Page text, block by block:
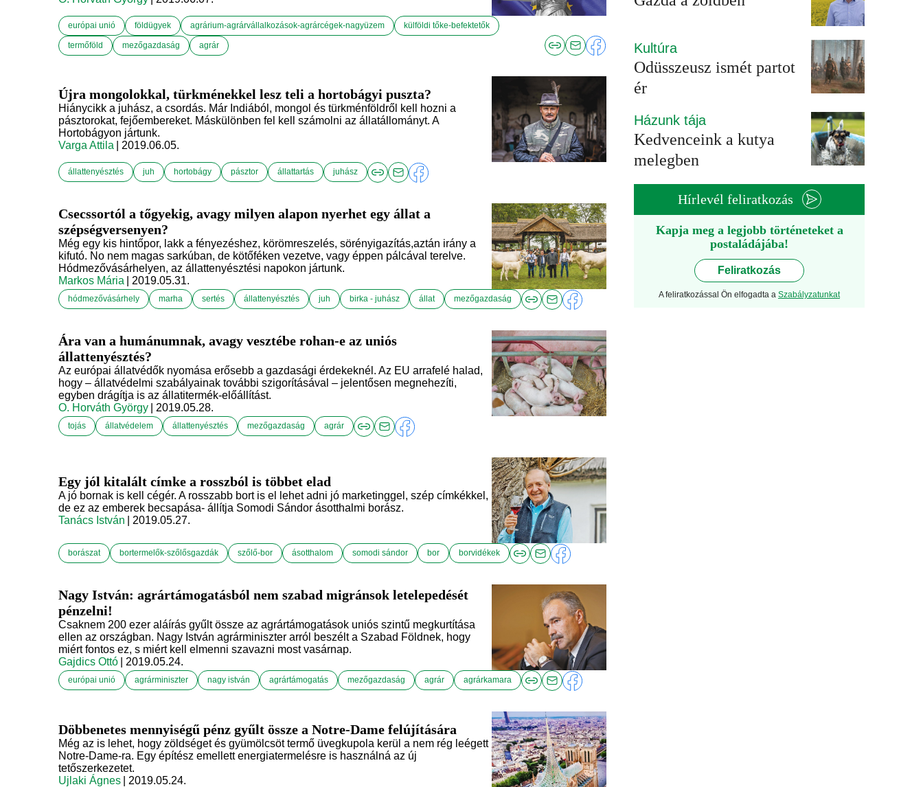
európai unió földügyek agrárium-agrárvállalkozások-agrárcégek-nagyüzem külföldi tőke-befektetők
termőföld mezőgazdaság agrár
Újra mongolokkal, türkménekkel lesz teli a hortobágyi puszta?
Hiánycikk a juhász, a csordás. Már Indiából, mongol és türkménföldről kell hozni a
pásztorokat, fejőembereket. Máskülönben fel kell számolni az állatállományt. A
Hortobágyon jártunk.
Varga Attila
| 2019.06.05.
állattenyésztés juh hortobágy pásztor állattartás juhász
Csecssortól a tőgyekig, avagy milyen alapon nyerhet egy állat a
szépségversenyen?
Még egy kis hintőpor, lakk a fényezéshez, körömreszelés, sörényigazítás,aztán irány a
kifutó. No nem magas sarkúban, de kötőféken vezetve, vagy éppen pálcával terelve.
Hódmezővásárhelyen, az állattenyésztési napokon jártunk.
Markos Mária
| 2019.05.31.
hódmezővásárhely marha sertés állattenyésztés juh birka - juhász állat mezőgazdaság
Ára van a humánumnak, avagy vesztébe rohan-e az uniós
állattenyésztés?
Az európai állatvédők nyomása erősebb a gazdasági érdekeknél. Az EU arrafelé halad,
hogy – állatvédelmi szabályainak további szigorításával – jelentősen megnehezíti,
egyben drágítja is az állatitermék-előállítást.
O. Horváth György
| 2019.05.28.
tojás állatvédelem állattenyésztés mezőgazdaság agrár
Egy jól kitalált címke a rosszból is többet elad
A jó bornak is kell cégér. A rosszabb bort is el lehet adni jó marketinggel, szép címkékkel,
de ez az emberek becsapása- állítja Somodi Sándor ásotthalmi borász.
Tanács István
| 2019.05.27.
borászat bortermelők-szőlősgazdák szőlő-bor ásotthalom somodi sándor bor borvidékek
Nagy István: agrártámogatásból nem szabad migránsok letelepedését
pénzelni!
Csaknem 200 ezer aláírás gyűlt össze az agrártámogatások uniós szintű megkurtítása
ellen az országban. Nagy István agrárminiszter arról beszélt a Szabad Földnek, hogy
miért fontos ez, s miért kell elmenni szavazni most vasárnap.
Gajdics Ottó
| 2019.05.24.
európai unió agrárminiszter nagy istván agrártámogatás mezőgazdaság agrár agrárkamara
Döbbenetes mennyiségű pénz gyűlt össze a Notre-Dame felújítására
Még az is lehet, hogy zöldséget és gyümölcsöt termő üvegkupola kerül a nem rég leégett
Notre-Dame-ra. Egy építész emellett energiatermelésre is használná az új
tetőszerkezetet.
Ujlaki Ágnes
| 2019.05.24.
Kultúra
Odüsszeusz ismét partot
ér
Házunk tája
Kedvenceink a kutya
melegben
Hírlevél feliratkozás
Kapja meg a legjobb történeteket a
postaládájába!
Feliratkozás
A feliratkozással Ön elfogadta a Szabályzatunkat